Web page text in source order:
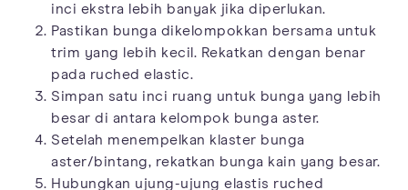
inci ekstra lebih banyak jika diperlukan.
Pastikan bunga dikelompokkan bersama untuk
trim yang lebih kecil. Rekatkan dengan benar
pada ruched elastic.
Simpan satu inci ruang untuk bunga yang lebih
besar di antara kelompok bunga aster.
Setelah menempelkan klaster bunga
aster/bintang, rekatkan bunga kain yang besar.
Hubungkan ujung-ujung elastis ruched